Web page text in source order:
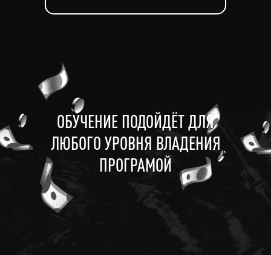
ОБУЧЕНИЕ ПОДОЙДЁТ ДЛЯ
ЛЮБОГО УРОВНЯ ВЛАДЕНИЯ
ПРОГРАМОЙ